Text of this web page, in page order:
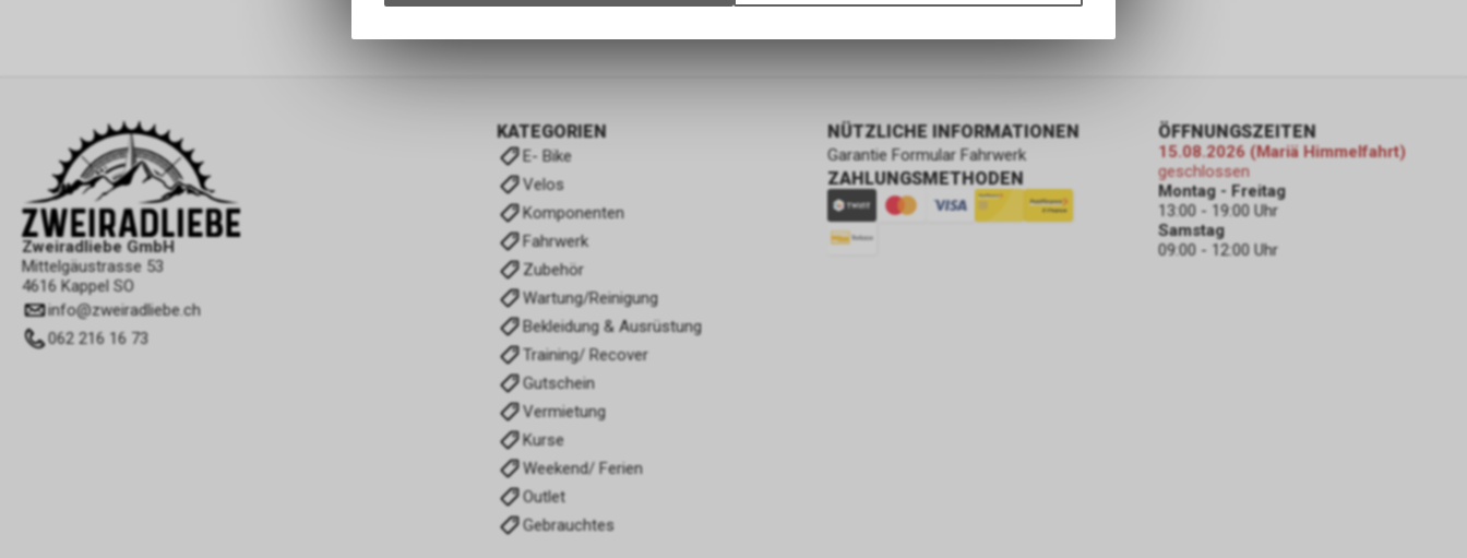
Zweiradliebe GmbH
Mittelgäustrasse 53
4616 Kappel SO
info@zweiradliebe.ch
062 216 16 73
KATEGORIEN
E- Bike
Velos
Komponenten
Fahrwerk
Zubehör
Wartung/Reinigung
Bekleidung & Ausrüstung
Training/ Recover
Gutschein
Vermietung
Kurse
Weekend/ Ferien
Outlet
Gebrauchtes
NÜTZLICHE INFORMATIONEN
Garantie Formular Fahrwerk
ZAHLUNGSMETHODEN
ÖFFNUNGSZEITEN
15.08.2026 (Mariä Himmelfahrt)
geschlossen
Montag - Freitag
13:00 - 19:00 Uhr
Samstag
09:00 - 12:00 Uhr
zulassen.